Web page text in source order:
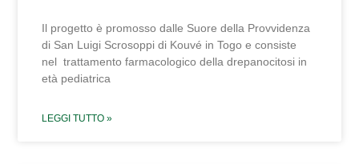
Il progetto è promosso dalle Suore della Provvidenza
di San Luigi Scrosoppi di Kouvé in Togo e consiste
nel trattamento farmacologico della drepanocitosi in
età pediatrica
LEGGI TUTTO »